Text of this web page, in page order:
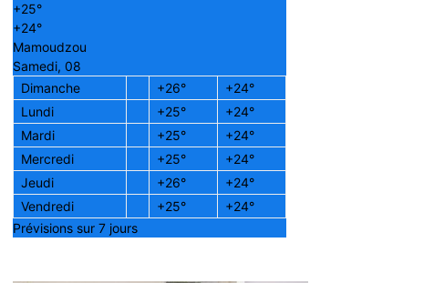
+25°
+24°
Mamoudzou
Samedi, 08
Dimanche
+26° +24°
Lundi
+25° +24°
Mardi
+25° +24°
Mercredi
+25° +24°
Jeudi
+26° +24°
Vendredi
+25° +24°
Prévisions sur 7 jours